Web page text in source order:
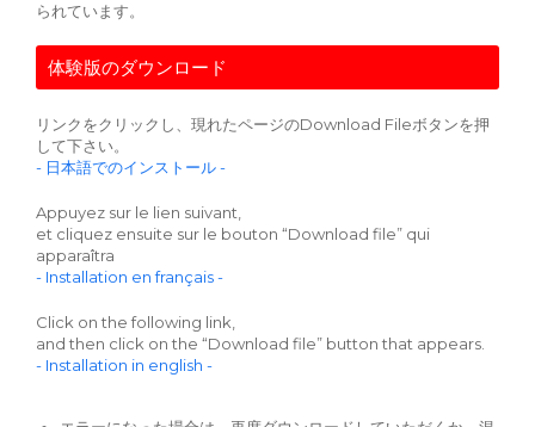
られています。
体験版のダウンロード
リンクをクリックし、現れたページのDownload Fileボタンを押
して下さい。
- 日本語でのインストール -
Appuyez sur le lien suivant,
et cliquez ensuite sur le bouton “Download file” qui
apparaîtra
- Installation en français -
Click on the following link,
and then click on the “Download file” button that appears.
- Installation in english -